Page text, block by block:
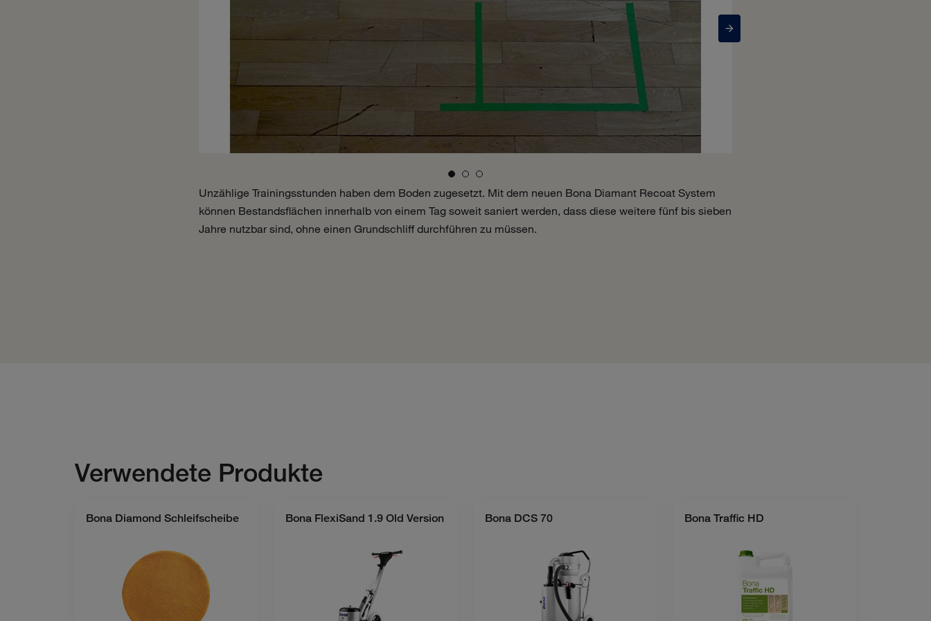
Unzählige Trainingsstunden haben dem Boden zugesetzt. Mit dem neuen Bona Diamant Recoat System
können Bestandsflächen innerhalb von einem Tag soweit saniert werden, dass diese weitere fünf bis sieben
Jahre nutzbar sind, ohne einen Grundschliff durchführen zu müssen.
Verwendete Produkte
Bona Diamond Schleifscheibe Bona FlexiSand 1.9 Old Version Bona DCS 70 Bona Traffic HD